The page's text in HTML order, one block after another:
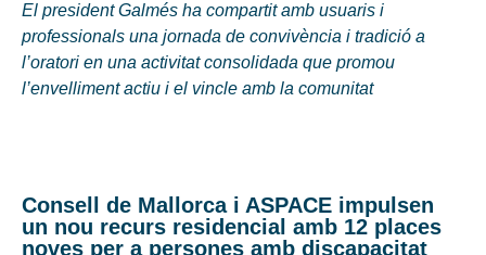
El president Galmés ha compartit amb usuaris i
professionals una jornada de convivència i tradició a
l’oratori en una activitat consolidada que promou
l’envelliment actiu i el vincle amb la comunitat
Consell de Mallorca i ASPACE impulsen
un nou recurs residencial amb 12 places
noves per a persones amb discapacitat